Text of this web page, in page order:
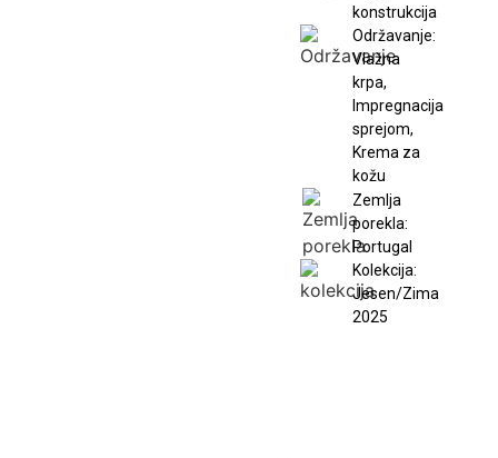
konstrukcija
Održavanje:
Vlažna
krpa,
Impregnacija
sprejom,
Krema za
kožu
Zemlja
porekla:
Portugal
Kolekcija:
Jesen/Zima
2025